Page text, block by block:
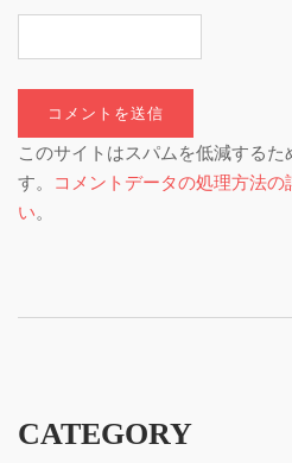
このサイトはスパムを低減する
す。
コメントデータの処理方法
い。
CATEGORY